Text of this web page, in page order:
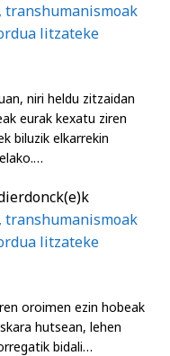
transhumanismoak
litzateke
niri heldu zitzaidan
eurak kexatu ziren
biluzik elkarrekin
(e)k
transhumanismoak
litzateke
oroimen ezin hobeak
hutsean, lehen
bidali…